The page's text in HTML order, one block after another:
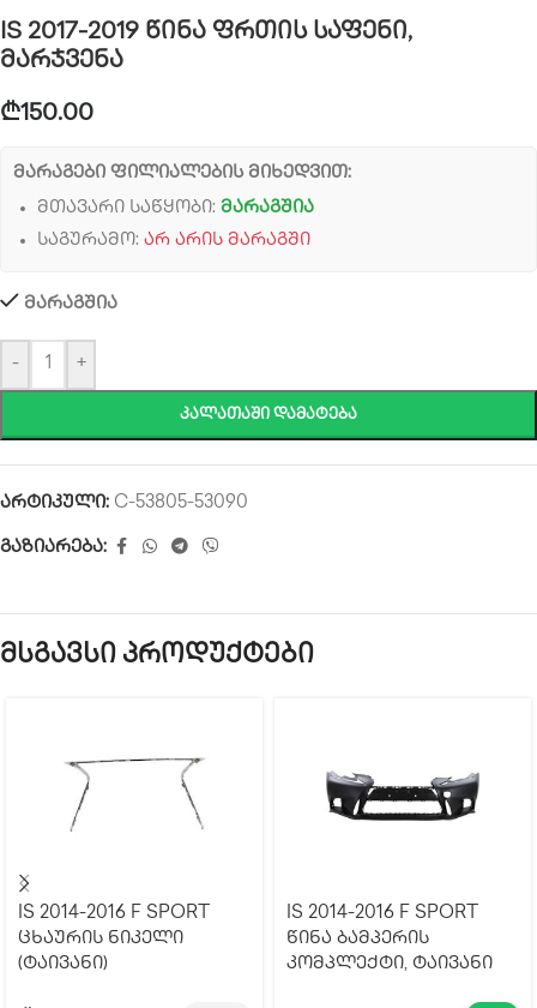
IS 2017-2019 წინა ფრთის საფენი,
მარჯვენა
₾150.00
მარაგები ფილიალების მიხედვით:
მთავარი საწყობი: მარაგშია
საგურამო: არ არის მარაგში
მარაგშია
- +
ᲙᲐᲚᲐᲗᲐᲨᲘ ᲓᲐᲛᲐᲢᲔᲑᲐ
არტიკული: C-53805-53090
გაზიარება:
მსგავსი პროდუქტები
IS 2014-2016 F SPORT
ცხაურის ნიკელი
(ტაივანი)
IS 2014-2016 F SPORT
წინა ბამპერის
კომპლექტი, ტაივანი